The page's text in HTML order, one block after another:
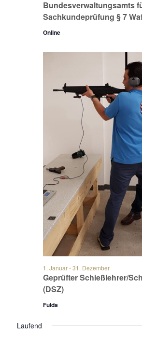
Bundesverwaltungsamts
Sachkundeprüfung § 7
Online
Geprüfter Schießlehrer/
(DSZ)
1. Januar-31. Dezember
Fulda
Laufend